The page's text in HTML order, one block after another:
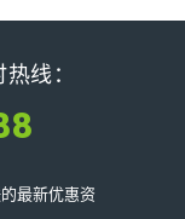
线：
最新优惠资